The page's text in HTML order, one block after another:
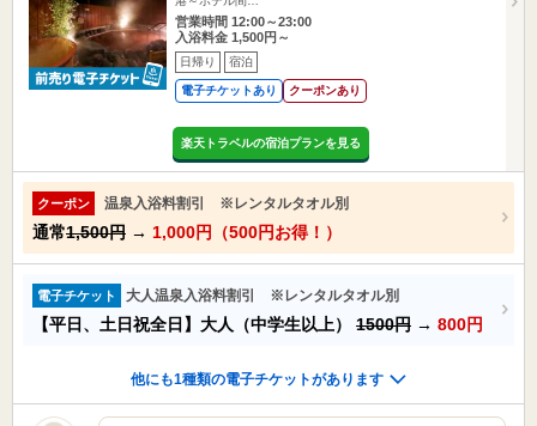
営業時間 12:00～23:00
入浴料金 1,500円～
日帰り 宿泊
電子チケットあり クーポンあり
楽天トラベルの宿泊プランを見る
クーポン 温泉入浴料割引 ※レンタルタオル別
通常1,500円 → 1,000円（500円お得！）
電子チケット 大人温泉入浴料割引 ※レンタルタオル別
【平日、土日祝全日】大人（中学生以上） 1500円 → 800円
他にも1種類の電子チケットがあります